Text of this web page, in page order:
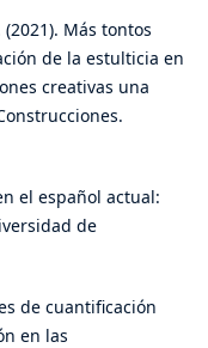
Más tontos
de la estulticia en
creativas una
el español actual:
de
de cuantificación
en las